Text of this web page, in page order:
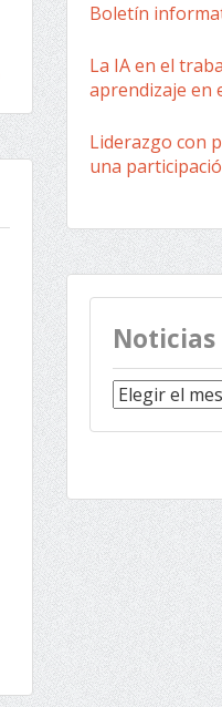
Boletín
La IA en el
aprendizaje en
Liderazgo con
una
Noticias
(archivo)